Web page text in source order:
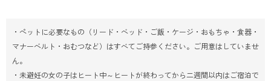
・ペットに必要なもの（リード・ベッド・ご飯・ケージ・おもちゃ・食器・
マナーベルト・おむつなど）はすべてご持参ください。ご用意はしていませ
ん。
・未避妊の女の子はヒート中～ヒートが終わってから二週間以内はご宿泊で